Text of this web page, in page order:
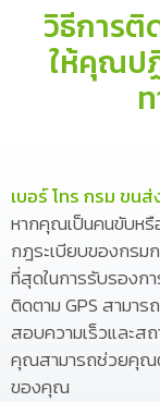
วิธีการติ
ให้คุณป
เบอร์ โทร กรม ขนส่
หากคุณเป็นคนขับห
กฎระเบียบของกรม
ที่สุดในการรับรองก
ติดตาม GPS สามา
สอบความเร็วและส
คุณสามารถช่วยคุณ
ของคุณ